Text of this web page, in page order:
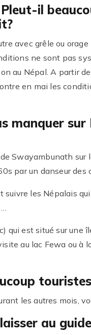
il
avec grêle ou orage
ne sont pas
au Népal. A partir
en mai les
manquer sur
Swayambunath sur
par un danseur des
les Népalais
qui est situé sur une
au lac Fewa ou à
les autres mois,
au